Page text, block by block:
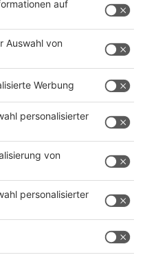
Uhr)
wieder getöpfert.
mit Jörg (18:30-20 Uhr)